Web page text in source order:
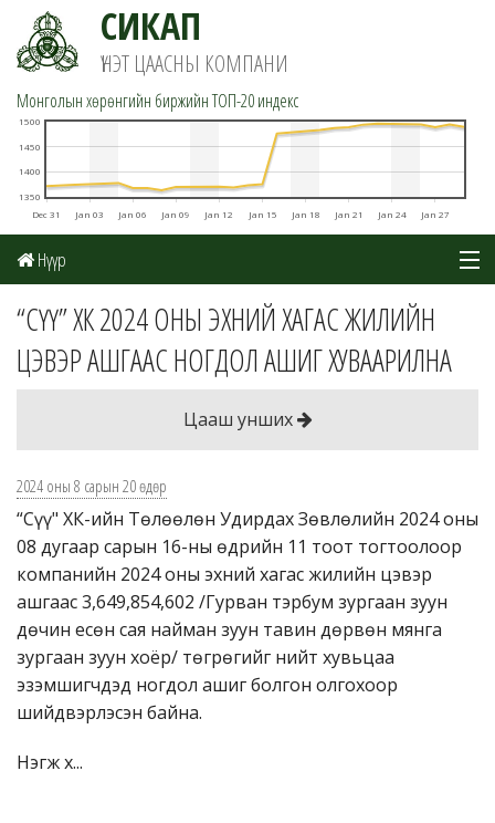
СИКАП
ҮНЭТ ЦААСНЫ КОМПАНИ
Монголын хөрөнгийн биржийн TOП-20 индекс
Dec 31 Jan 03 Jan 06 Jan 09 Jan 12 Jan 15 Jan 18 Jan 21 Jan 24 Jan 27
1350
1400
1450
1500
Нүүр
Мэдээ
Шинжилгээ
Хувьцаат компаниуд
Зөвлөгөө
Данстай эсэхээ шалгах
Бидэнтэй холбогдох
Логин
Монгол
“СҮҮ” ХК 2024 ОНЫ ЭХНИЙ ХАГАС ЖИЛИЙН
ЦЭВЭР АШГААС НОГДОЛ АШИГ ХУВААРИЛНА
Цааш унших
2024 оны 8 сарын 20 өдөр
“Сүү" ХК-ийн Төлөөлөн Удирдах Зөвлөлийн 2024 оны
08 дугаар сарын 16-ны өдрийн 11 тоот тогтоолоор
компанийн 2024 оны эхний хагас жилийн цэвэр
ашгаас 3,649,854,602 /Гурван тэрбум зургаан зуун
дөчин есөн сая найман зуун тавин дөрвөн мянга
зургаан зуун хоёр/ төгрөгийг нийт хувьцаа
эзэмшигчдэд ногдол ашиг болгон олгохоор
шийдвэрлэсэн байна.
Нэгж х...